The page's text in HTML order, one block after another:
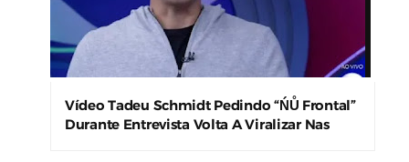
Vídeo Tadeu Schmidt Pedindo “ŃŮ Frontal”
Durante Entrevista Volta A Viralizar Nas